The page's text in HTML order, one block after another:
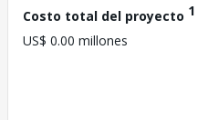
Costo total del proyecto 1
US$ 0.00 millones